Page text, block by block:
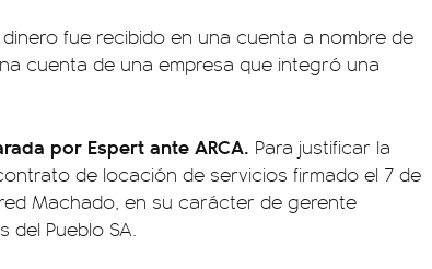
fue recibido en una cuenta a nombre de
cuenta de una empresa que integró una
por Espert ante ARCA. Para justificar la
de locación de servicios firmado el 7 de
Machado, en su carácter de gerente
del Pueblo SA.